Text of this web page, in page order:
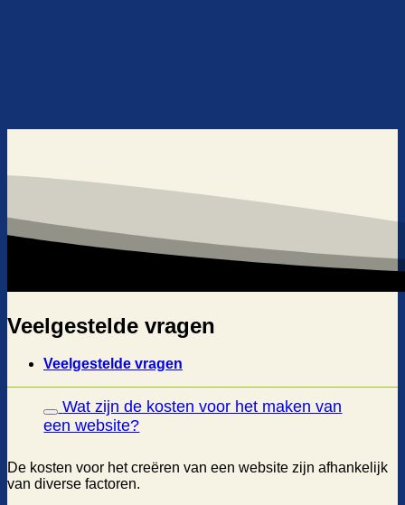
Veelgestelde vragen
Veelgestelde vragen
Wat zijn de kosten voor het maken van
een website?
De kosten voor het creëren van een website zijn afhankelijk
van diverse factoren.